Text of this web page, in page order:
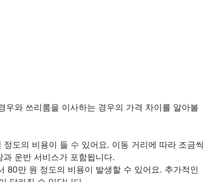
우와 쓰리룸을 이사하는 경우의 가격 차이를 알아볼
도의 비용이 들 수 있어요. 이동 거리에 따라 조금씩
운반 서비스가 포함됩니다.
80만 원 정도의 비용이 발생할 수 있어요. 추가적인